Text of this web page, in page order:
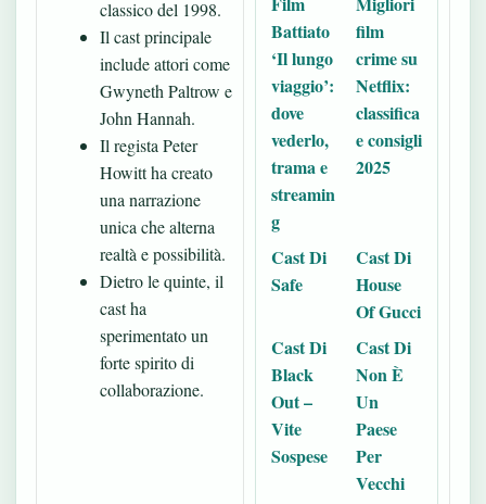
classico del 1998.
Il cast principale
include attori come
Gwyneth Paltrow e
John Hannah.
Il regista Peter
Howitt ha creato
una narrazione
unica che alterna
realtà e possibilità.
Dietro le quinte, il
cast ha
sperimentato un
forte spirito di
collaborazione.
Battiato
‘Il lungo
viaggio’:
dove
vederlo,
trama e
streamin
g
film
crime su
Netflix:
classifica
e consigli
2025
Cast Di
Safe
Cast Di
House
Of Gucci
Cast Di
Black
Out –
Vite
Sospese
Cast Di
Non È
Un
Paese
Per
Vecchi